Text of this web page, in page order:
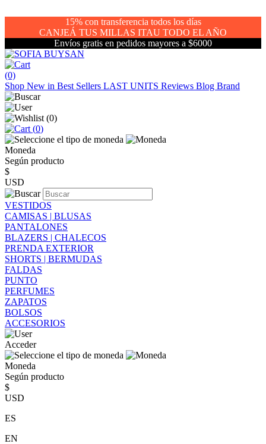
15% con transferencia todos los días
CANJEÁ TUS MILLAS ITAU TODO EL AÑO
Envíos gratis en pedidos mayores a $6000
(0)
Shop New in Best Sellers LAST UNITS Reviews Blog Brand
(0)
(0)
Moneda
Según producto
$
USD
VESTIDOS
CAMISAS | BLUSAS
PANTALONES
BLAZERS | CHALECOS
PRENDA EXTERIOR
SHORTS | BERMUDAS
FALDAS
PUNTO
PERFUMES
ZAPATOS
BOLSOS
ACCESORIOS
Acceder
Moneda
Según producto
$
USD
ES
EN